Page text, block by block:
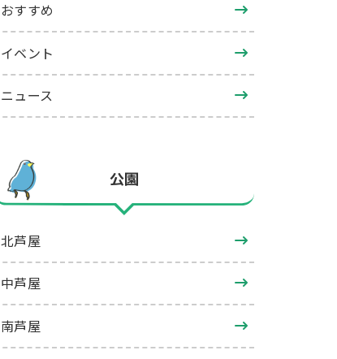
おすすめ
イベント
ニュース
公園
北芦屋
中芦屋
南芦屋